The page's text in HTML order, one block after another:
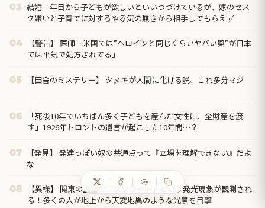
03 結婚一年目から子どもが欲しいといいつづけているが、嫁のセス
ク嫌いと子育てに対するやる気の無さから相手してもらえず
04
【警告】 医師「米国では”ヘロインと同じくらいヤバい薬”が日本
では平気で処方されてる」
05 【田舎のミステリー】 タヌキが人間に化ける説、これ多分マジ
06
「死後10年でいちばん多く子どもを産んだ女性に、全財産を渡
す」1926年トロントの遺言が起こした10年間…？
07
【発見】 発達っぽい奴の共通点って『立場を理解できない』だよ
な
08
【異様】 関東の上空で「スプライト」という発光現象が観測され
る！多くの人が地上から天変地異のような光景を目撃